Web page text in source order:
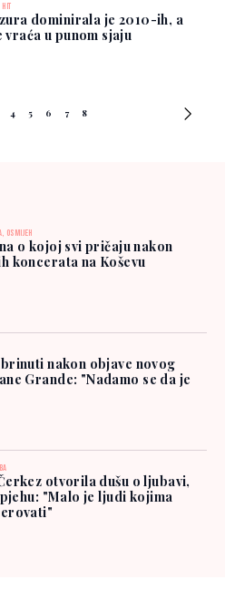
dominirala je 2010-ih, a
vraća u punom sjaju
4 5 6 7 8
OSMIJEH
o kojoj svi pričaju nakon
koncerata na Koševu
nakon objave novog
Grande: "Nadamo se da je
otvorila dušu o ljubavi,
"Malo je ljudi kojima